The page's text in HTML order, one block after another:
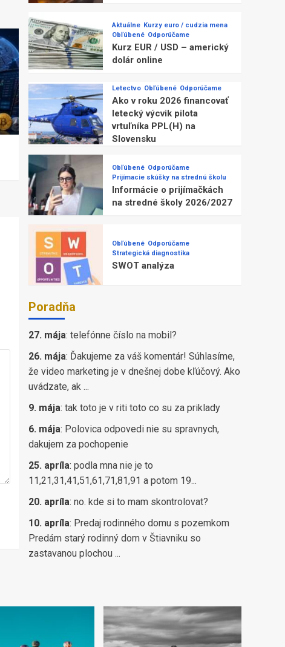
Aktuálne Kurzy euro / cudzia mena
Obľúbené Odporúčame
Kurz EUR / USD – americký
dolár online
Letectvo Obľúbené Odporúčame
Ako v roku 2026 financovať
letecký výcvik pilota
vrtuľníka PPL(H) na
Slovensku
Obľúbené Odporúčame
Prijímacie skúšky na strednú školu
Informácie o prijímačkách
na stredné školy 2026/2027
Obľúbené Odporúčame
Strategická diagnostika
SWOT analýza
Poradňa
27. mája: telefónne číslo na mobil?
26. mája: Ďakujeme za váš komentár! Súhlasíme,
že video marketing je v dnešnej dobe kľúčový. Ako
uvádzate, ak ...
9. mája: tak toto je v riti toto co su za priklady
6. mája: Polovica odpovedi nie su spravnych,
dakujem za pochopenie
25. apríla: podla mna nie je to
11,21,31,41,51,61,71,81,91 a potom 19...
20. apríla: no. kde si to mam skontrolovat?
10. apríla: Predaj rodinného domu s pozemkom
Predám starý rodinný dom v Štiavniku so
zastavanou plochou ...